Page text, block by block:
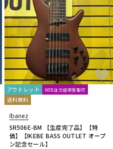
アウトレット WEB注文店頭受取可
送料無料
Ibanez
SR506E-BM 【生産完了品】【特
価】【IKEBE BASS OUTLET オープ
ン記念セール】